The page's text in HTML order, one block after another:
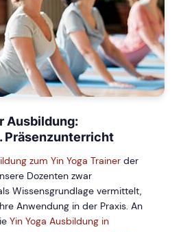
Ausbildung:
Präsenzunterricht
zum Yin Yoga Trainer der
Dozenten zwar
Wissensgrundlage vermittelt,
Anwendung in der Praxis. An
Yin Yoga Ausbildung in